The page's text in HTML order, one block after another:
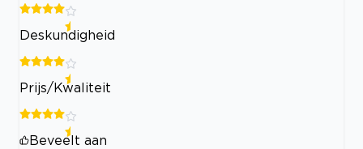
Deskundigheid
Prijs/Kwaliteit
Beveelt aan